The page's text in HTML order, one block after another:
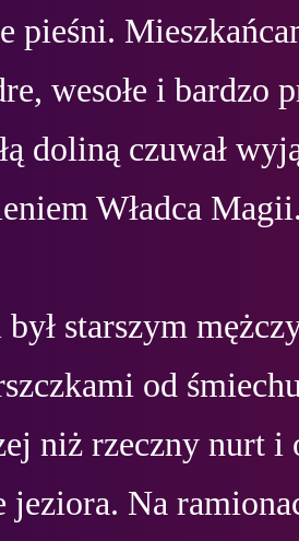
pieśni.
wesołe i bardzo
doliną czuwał
Władca Magii.
starszym
od
niż rzeczny nurt i
Na